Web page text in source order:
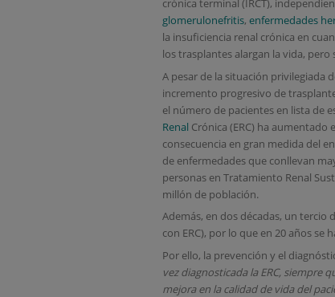
crónica terminal (IRCT),
glomerulonefritis, enfermedades
la insuficiencia renal crónica en
los trasplantes alargan la vida,
A pesar de la situación privilegiada
incremento progresivo de
el número de pacientes en lista de
Renal Crónica (ERC) ha aumentado
consecuencia en gran medida del
de enfermedades que conllevan
personas en Tratamiento Renal
millón de población.
Además, en dos décadas, un
con ERC), por lo que en 20 años se
Por ello, la prevención y el
vez diagnosticada la ERC, siempre
mejora en la calidad de vida del